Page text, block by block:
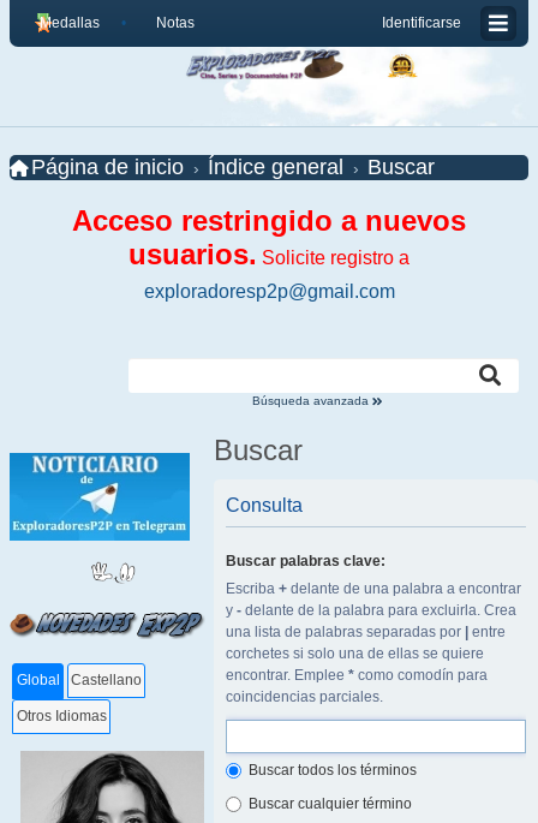
Identificarse
Medallas Notas
Página de inicio Índice general Buscar
Acceso restringido a nuevos
usuarios. Solicite registro a
exploradoresp2p@gmail.com
Búsqueda avanzada
Global Castellano
Otros Idiomas
Buscar
Consulta
Buscar palabras clave:
Escriba + delante de una palabra a encontrar
y - delante de la palabra para excluirla. Crea
una lista de palabras separadas por
entre
corchetes si solo una de ellas se quiere
encontrar. Emplee * como comodín para
coincidencias parciales.
Buscar todos los términos
Buscar cualquier término